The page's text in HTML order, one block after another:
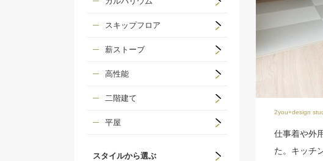
2you+design
仕事着や外
た。キッチ
スキップフロア
薪ストーブ
高性能
二階建て
平屋
スタイルから選ぶ